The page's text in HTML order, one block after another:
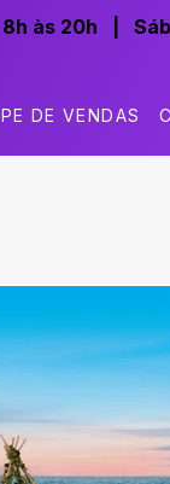
às 20h |
DE VENDAS